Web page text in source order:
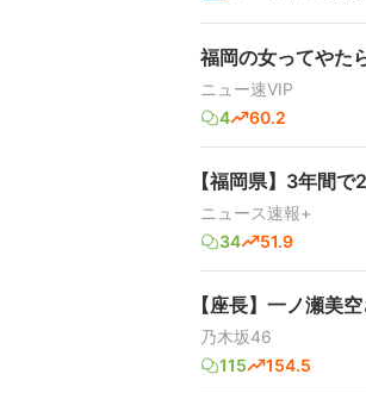
福岡の女ってやた
ニュー速VIP
4
60.2
【福岡県】3年間
ニュース速報+
34
51.9
【座長】一ノ瀬美
乃木坂46
115
154.5